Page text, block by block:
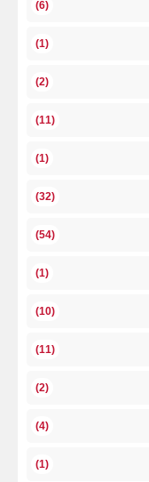
(6)
(1)
(2)
(11)
(1)
(32)
(54)
(1)
(10)
(11)
(2)
(4)
(1)